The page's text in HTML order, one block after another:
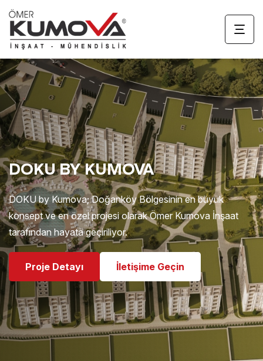
DOKU BY KUMOVA
DOKU by Kumova; Doğanköy Bölgesinin en büyük
konsept ve en özel projesi olarak Ömer Kumova İnşaat
tarafından hayata geçiriliyor.
Proje Detayı İletişime Geçin